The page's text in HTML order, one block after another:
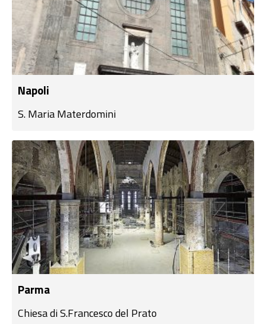
Napoli
S. Maria Materdomini
Parma
Chiesa di S.Francesco del Prato